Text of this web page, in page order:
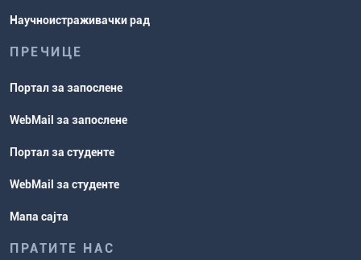
Научноистраживачки рад
ПРЕЧИЦЕ
Портал за запослене
WebMail за запослене
Портал за студенте
WebMail за студенте
Мапа сајта
ПРАТИТЕ НАС